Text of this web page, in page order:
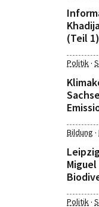
(Teil
Politik·
Bildung ·
Politik·